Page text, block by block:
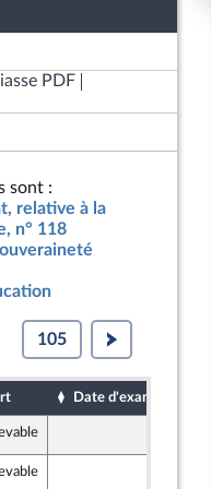
PDF
sont :
relative à la
n° 118
105
Date d'examen